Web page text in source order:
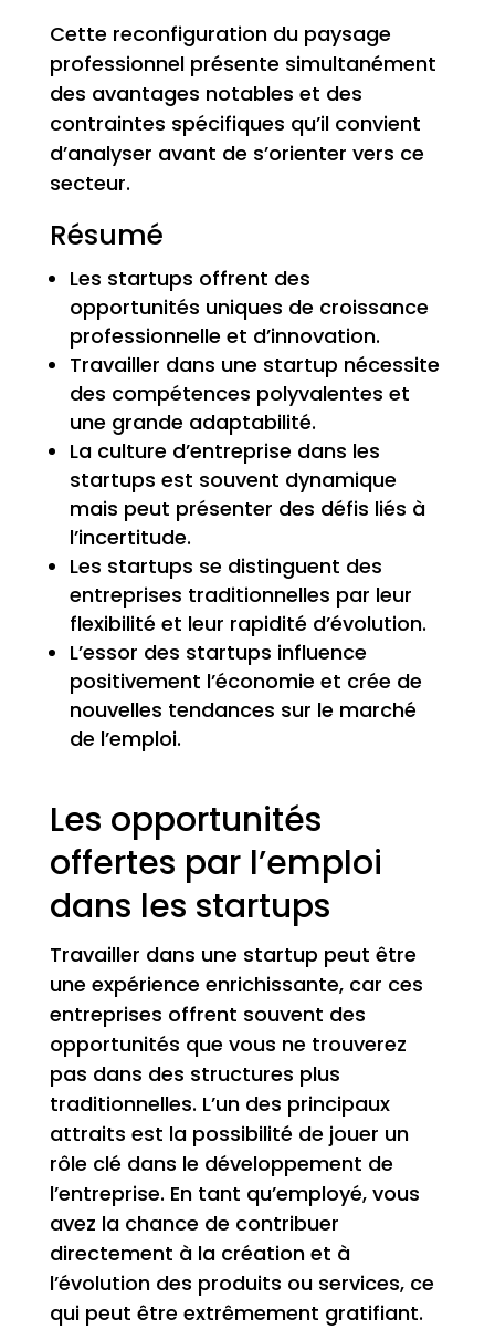
Cette reconfiguration du paysage
professionnel présente simultanément
des avantages notables et des
contraintes spécifiques qu’il convient
d’analyser avant de s’orienter vers ce
secteur.
Résumé
Les startups offrent des
opportunités uniques de croissance
professionnelle et d’innovation.
Travailler dans une startup nécessite
des compétences polyvalentes et
une grande adaptabilité.
La culture d’entreprise dans les
startups est souvent dynamique
mais peut présenter des défis liés à
l’incertitude.
Les startups se distinguent des
entreprises traditionnelles par leur
flexibilité et leur rapidité d’évolution.
L’essor des startups influence
positivement l’économie et crée de
nouvelles tendances sur le marché
de l’emploi.
Les opportunités
offertes par l’emploi
dans les startups
Travailler dans une startup peut être
une expérience enrichissante, car ces
entreprises offrent souvent des
opportunités que vous ne trouverez
pas dans des structures plus
traditionnelles. L’un des principaux
attraits est la possibilité de jouer un
rôle clé dans le développement de
l’entreprise. En tant qu’employé, vous
avez la chance de contribuer
directement à la création et à
l’évolution des produits ou services, ce
qui peut être extrêmement gratifiant.